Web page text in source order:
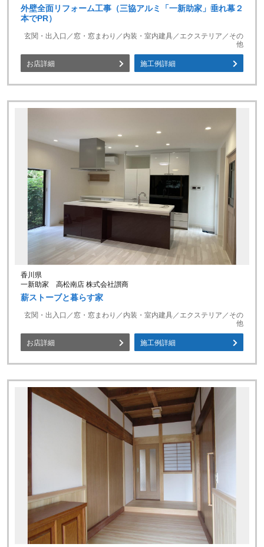
外壁全面リフォーム工事（三協アルミ「一新助家」垂れ幕２
本でPR）
玄関・出入口／窓・窓まわり／内装・室内建具／エクステリア／その
他
お店詳細 施工例詳細
香川県
一新助家 高松南店 株式会社讃商
薪ストーブと暮らす家
玄関・出入口／窓・窓まわり／内装・室内建具／エクステリア／その
他
お店詳細 施工例詳細